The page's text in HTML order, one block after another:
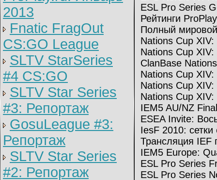
2013
Fnatic FragOut
CS:GO League
SLTV StarSeries
#4 CS:GO
SLTV Star Series
#3: Репортаж
GosuLeague #3:
Репортаж
SLTV Star Series
#2: Репортаж
ESL Pro Series
Рейтинги
Полный
Nations Cup
Nations Cup
ClanBase
Nations Cup XIV:
Nations Cup
Nations Cup
IEM5 AU/NZ
ESEA Invite:
IesF 2010: сетки
Трансляция IEF
IEM5 Europe:
ESL Pro Series
ESL Pro Series